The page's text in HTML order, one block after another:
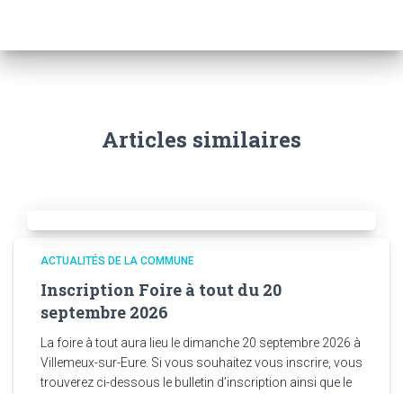
Articles similaires
ACTUALITÉS DE LA COMMUNE
Inscription Foire à tout du 20
septembre 2026
La foire à tout aura lieu le dimanche 20 septembre 2026 à
Villemeux-sur-Eure. Si vous souhaitez vous inscrire, vous
trouverez ci-dessous le bulletin d’inscription ainsi que le